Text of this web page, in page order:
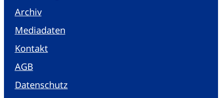
Archiv
Mediadaten
Kontakt
AGB
Datenschutz